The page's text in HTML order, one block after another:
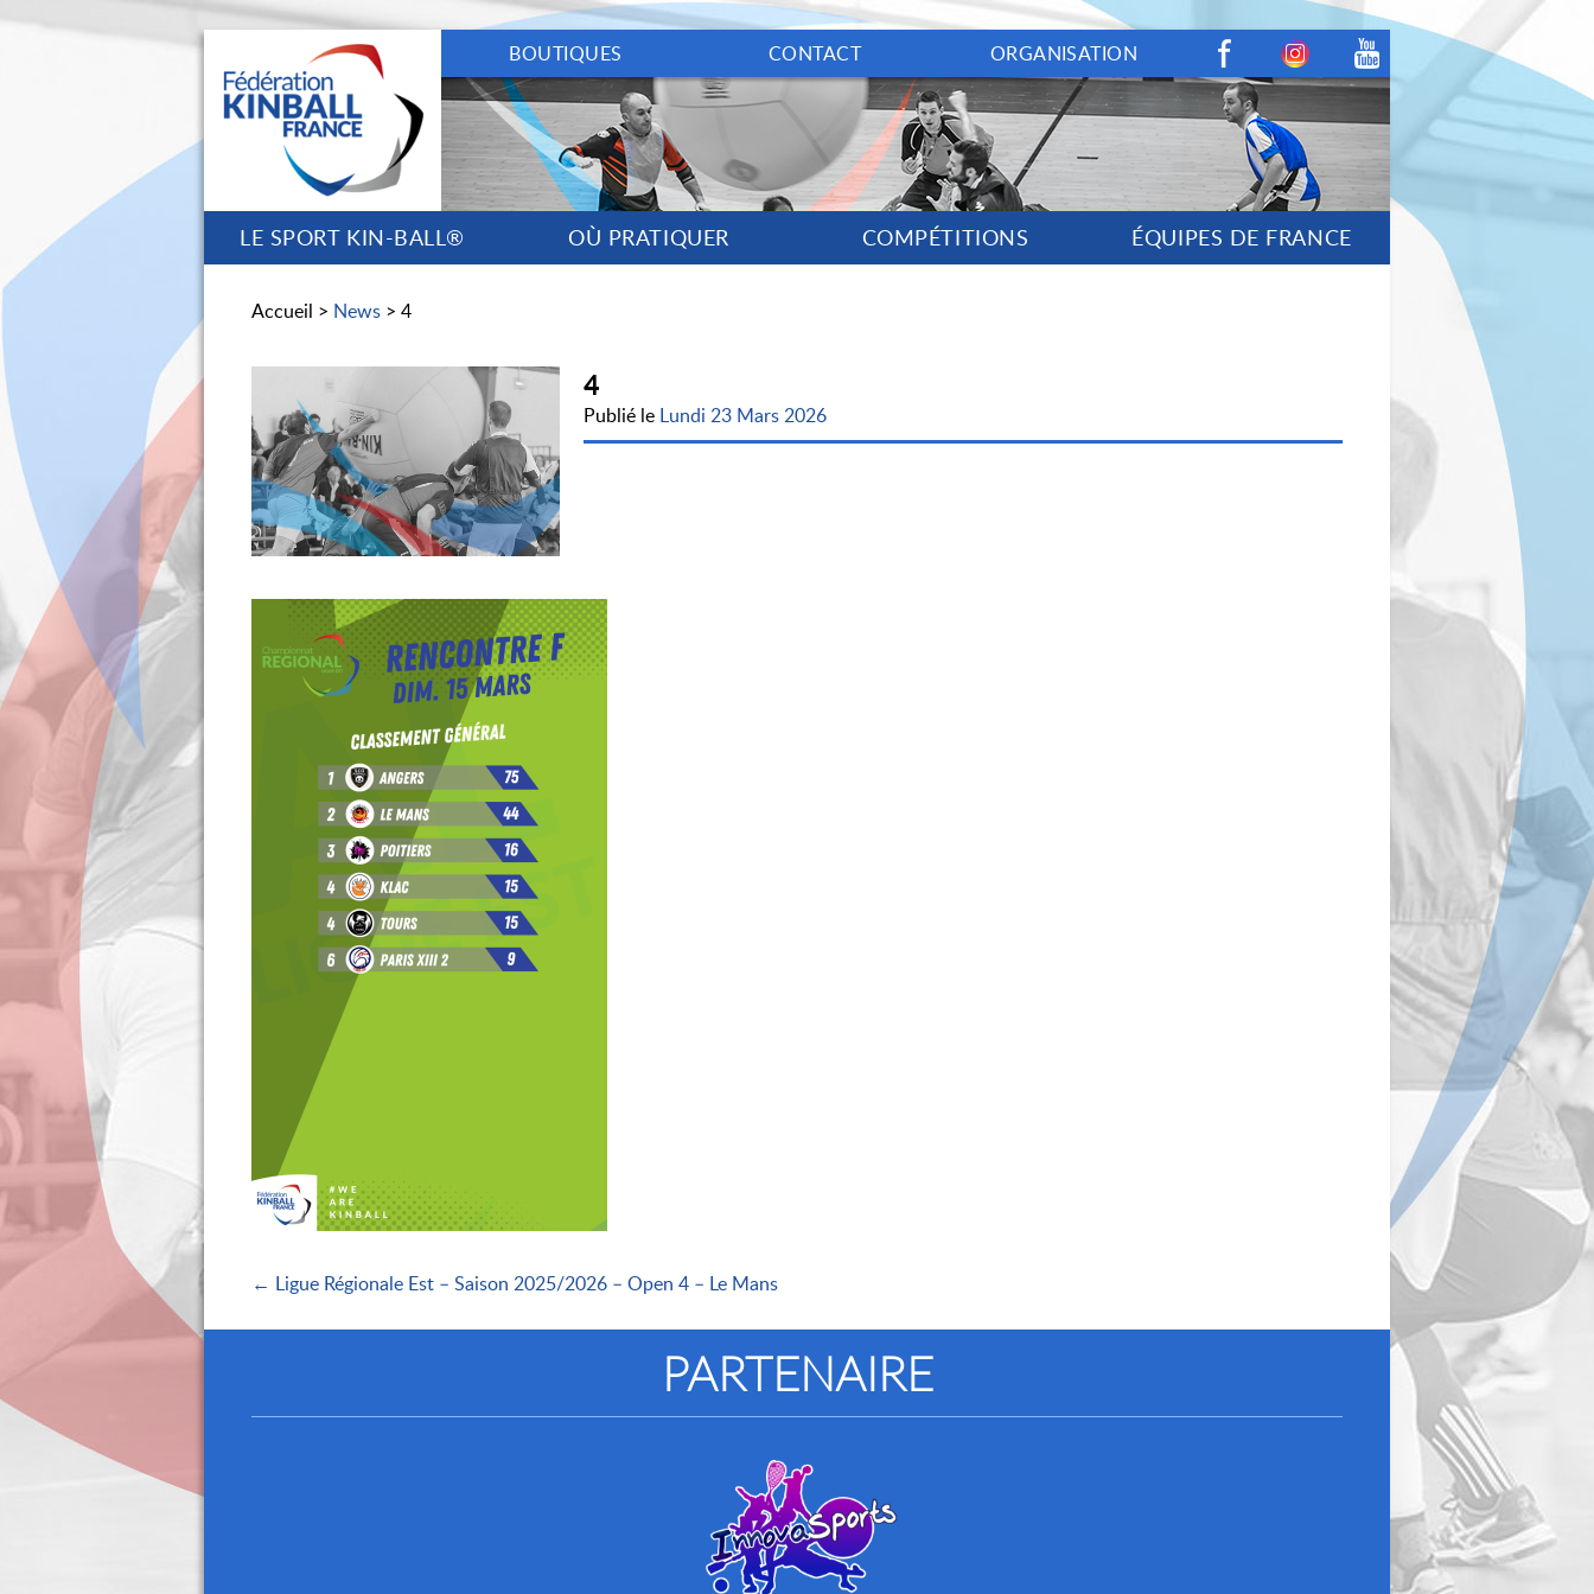
BOUTIQUES CONTACT ORGANISATION
LE SPORT KIN-BALL® OÙ PRATIQUER COMPÉTITIONS ÉQUIPES DE FRANCE
FacebookInstagramYoutube
Accueil > News > 4
4
Publié le Lundi 23 Mars 2026
← Ligue Régionale Est – Saison 2025/2026 – Open 4 – Le Mans
PARTENAIRE